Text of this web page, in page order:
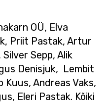
OÜ, Elva
Priit Pastak, Artur
Sepp, Alik
Denisjuk, Lembit
Kuus, Andreas Vaks,
Eleri Pastak. Kõiki